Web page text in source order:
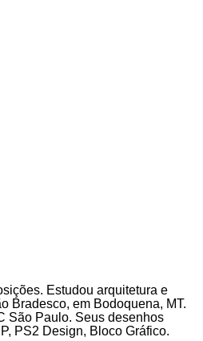
Estudou arquitetura e
Bradesco, em Bodoquena, MT.
São Paulo. Seus desenhos
PS2 Design, Bloco Gráfico.